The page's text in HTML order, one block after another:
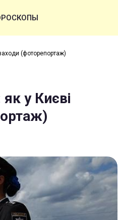
(фоторепортаж)
у Києві